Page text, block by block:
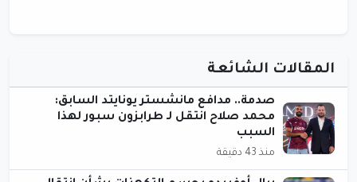
المقالات الشائعة
صدمة.. مدافع مانشستر يونايتد السابق:
محمد صلاح انتقل لـ طرابزون سبور لهذا
السبب
منذ 43 دقيقة